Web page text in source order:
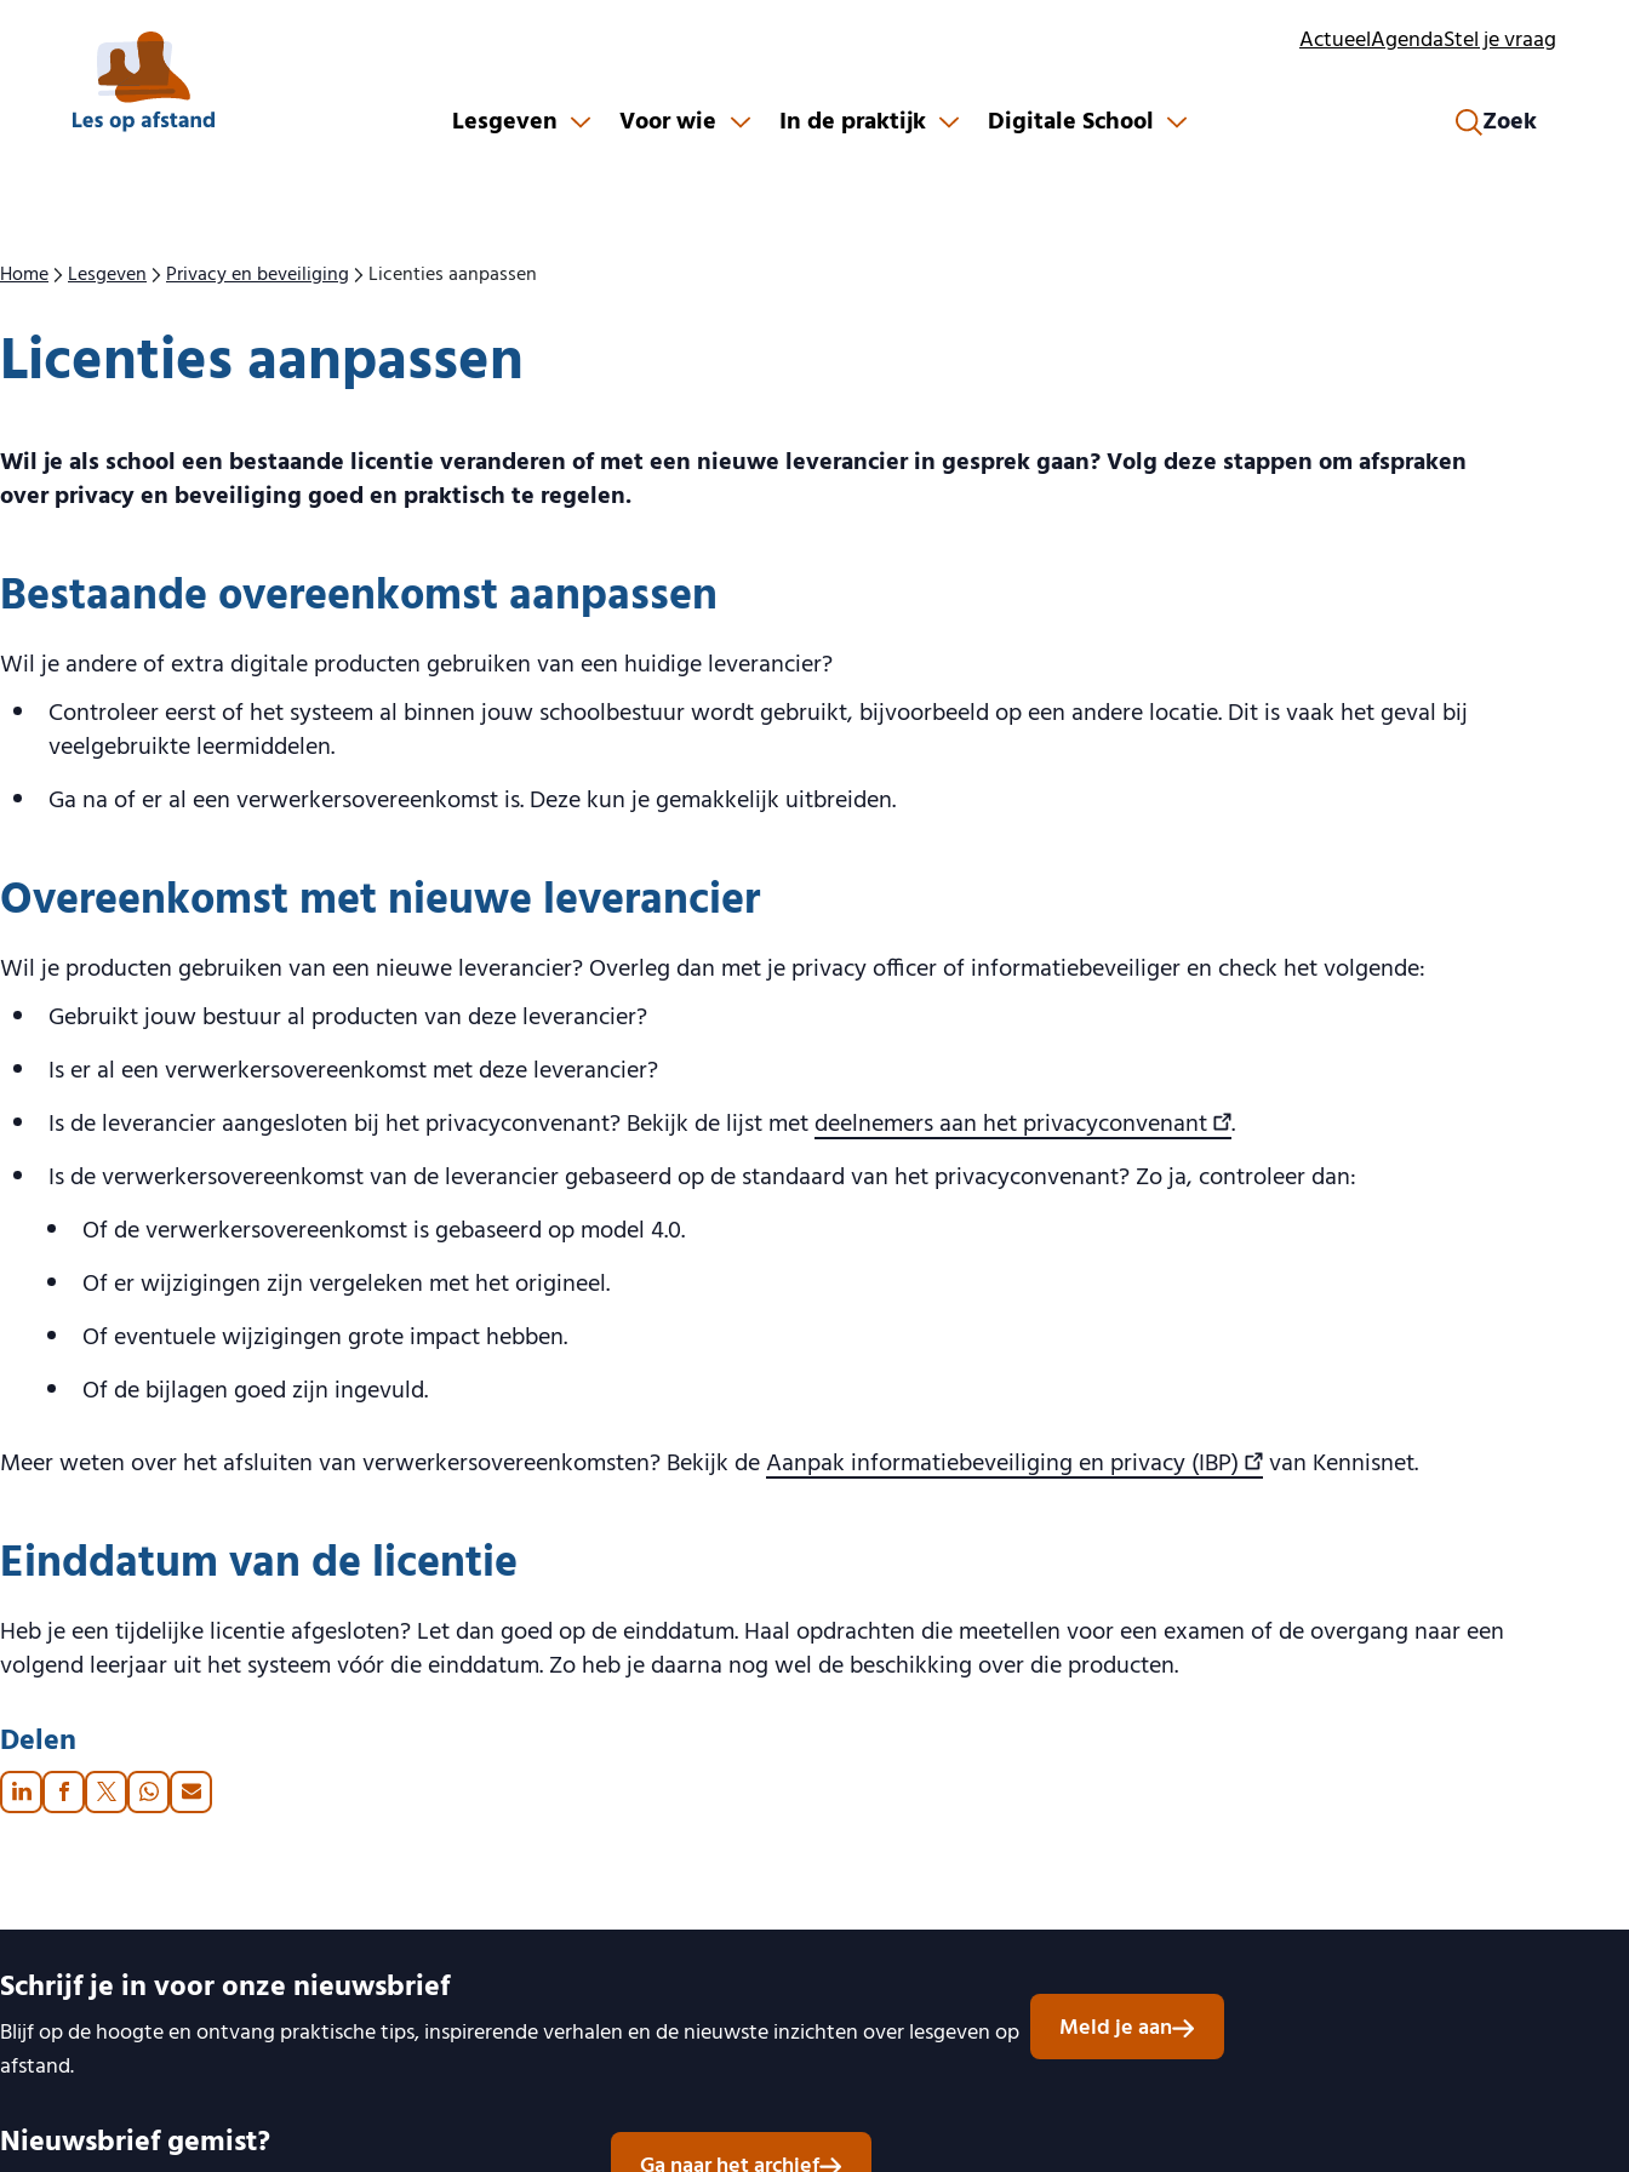
ActueelAgendaStel je vraag
Lesgeven Voor wie In de praktijk Digitale School Zoek
Home Lesgeven Privacy en beveiliging Licenties aanpassen
Licenties aanpassen
Wil je als school een bestaande licentie veranderen of met een nieuwe leverancier in gesprek gaan? Volg deze stappen om afspraken
over privacy en beveiliging goed en praktisch te regelen.
Bestaande overeenkomst aanpassen
Wil je andere of extra digitale producten gebruiken van een huidige leverancier?
Controleer eerst of het systeem al binnen jouw schoolbestuur wordt gebruikt, bijvoorbeeld op een andere locatie. Dit is vaak het geval bij
veelgebruikte leermiddelen.
Ga na of er al een verwerkersovereenkomst is. Deze kun je gemakkelijk uitbreiden.
Overeenkomst met nieuwe leverancier
Wil je producten gebruiken van een nieuwe leverancier? Overleg dan met je privacy officer of informatiebeveiliger en check het volgende:
Gebruikt jouw bestuur al producten van deze leverancier?
Is er al een verwerkersovereenkomst met deze leverancier?
Is de leverancier aangesloten bij het privacyconvenant? Bekijk de lijst metdeelnemers aan het privacyconvenant
.
Is de verwerkersovereenkomst van de leverancier gebaseerd op de standaard van het privacyconvenant? Zo ja, controleer dan:
Of de verwerkersovereenkomst is gebaseerd op model 4.0.
Of er wijzigingen zijn vergeleken met het origineel.
Of eventuele wijzigingen grote impact hebben.
Of de bijlagen goed zijn ingevuld.
Meer weten over het afsluiten van verwerkersovereenkomsten? Bekijk deAanpak informatiebeveiliging en privacy (IBP) van Kennisnet.
Einddatum van de licentie
Heb je een tijdelijke licentie afgesloten? Let dan goed op de einddatum. Haal opdrachten die meetellen voor een examen of de overgang naar een
volgend leerjaar uit het systeem vóór die einddatum. Zo heb je daarna nog wel de beschikking over die producten.
Delen
Schrijf je in voor onze nieuwsbrief
Blijf op de hoogte en ontvang praktische tips, inspirerende verhalen en de nieuwste inzichten over lesgeven op
afstand.
Meld je aan
Nieuwsbrief gemist?
Belangrijke links